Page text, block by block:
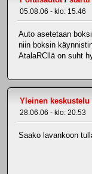
05.08.06 - klo: 15.46
Auto asetetaan
niin boksin
AtalaRCllä on suht
Yleinen keskustelu
28.06.06 - klo: 20.53
Saako lavankoon